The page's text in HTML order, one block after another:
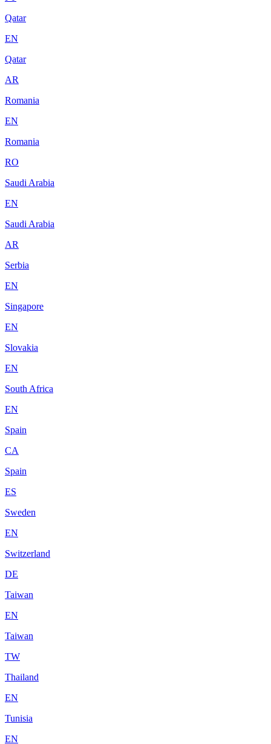
Qatar
EN
Qatar
AR
Romania
EN
Romania
RO
Saudi Arabia
EN
Saudi Arabia
AR
Serbia
EN
Singapore
EN
Slovakia
EN
South Africa
EN
Spain
CA
Spain
ES
Sweden
EN
Switzerland
DE
Taiwan
EN
Taiwan
TW
Thailand
EN
Tunisia
EN